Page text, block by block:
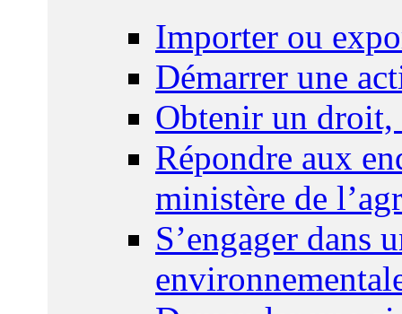
Importer ou
Démarrer une
Obtenir un droit,
Répondre aux
ministère de
S’engager dans